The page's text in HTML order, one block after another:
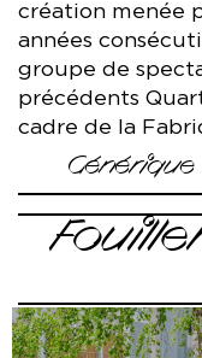
création menée
années
groupe de
précédents
cadre de la
Générique
Écriture et jeu
Réalisation Taïssia
Avec la participation
Fortin, Alima Sacko,